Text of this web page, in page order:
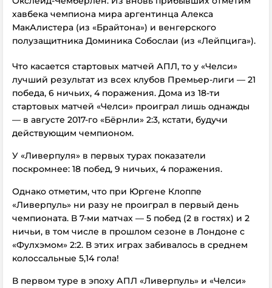
хавбека чемпиона мира аргентинца Алекса
МакАлистера (из «Брайтона») и венгерского
полузащитника Доминика Собослаи (из «Лейпцига»).
Что касается стартовых матчей АПЛ, то у «Челси»
лучший результат из всех клубов Премьер-лиги –– 21
победа, 6 ничьих, 4 поражения. Дома из 18-ти
стартовых матчей «Челси» проиграл лишь однажды
–– в августе 2017-го «Бёрнли» 2:3, кстати, будучи
действующим чемпионом.
У «Ливерпуля» в первых турах показатели
поскромнее: 18 побед, 9 ничьих, 4 поражения.
Однако отметим, что при Юргене Клоппе
«Ливерпуль» ни разу не проиграл в первый день
чемпионата. В 7-ми матчах –– 5 побед (2 в гостях) и 2
ничьи, в том числе в прошлом сезоне в Лондоне с
«Фулхэмом» 2:2. В этих играх забивалось в среднем
колоссальные 5,14 гола!
В первом туре в эпоху АПЛ «Ливерпуль» и «Челси»